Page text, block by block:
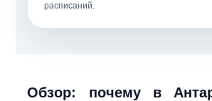
расписаний.
Обзор: почему в